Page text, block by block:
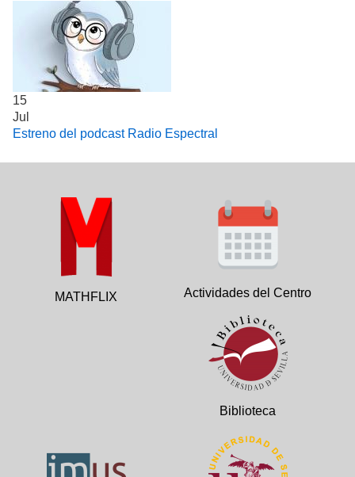
15
Jul
Estreno del podcast Radio Espectral
MATHFLIX Actividades del Centro
Biblioteca